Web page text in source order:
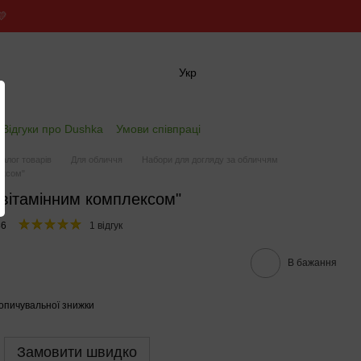
Укр
Відгуки про Dushka Умови співпраці
товарів Для обличчя
Набори для догляду за обличчям
комплексом"
1 відгук
В бажання
знижки
Замовити швидко